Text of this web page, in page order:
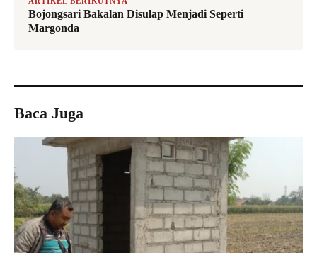
Bojongsari Bakalan Disulap Menjadi Seperti
Margonda
Baca Juga